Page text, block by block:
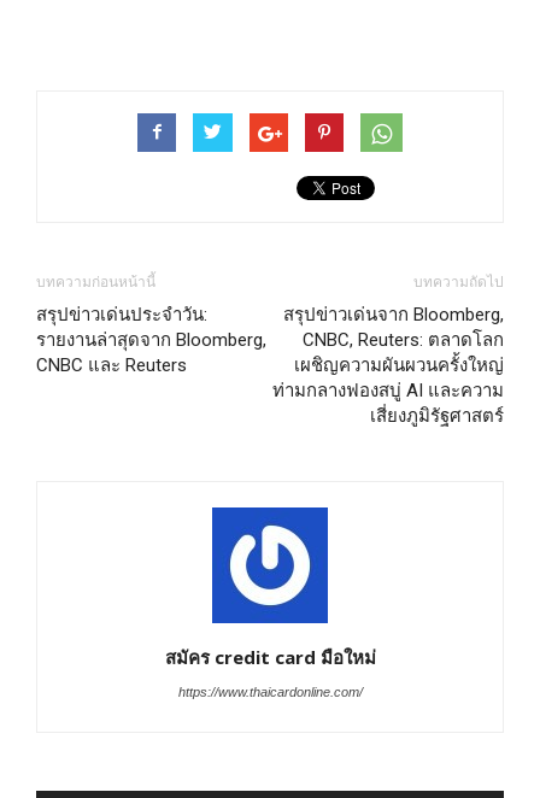
บทความก่อนหน้านี้
สรุปข่าวเด่นประจำวัน:
รายงานล่าสุดจาก Bloomberg,
CNBC และ Reuters
บทความถัดไป
สรุปข่าวเด่นจาก Bloomberg,
CNBC, Reuters: ตลาดโลก
เผชิญความผันผวนครั้งใหญ่
ท่ามกลางฟองสบู่ AI และความ
เสี่ยงภูมิรัฐศาสตร์
สมัคร credit card มือใหม่
https://www.thaicardonline.com/